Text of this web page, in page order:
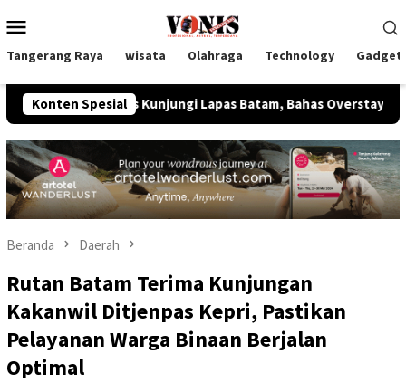
ke
Mobile
Tangerang Raya wisata Olahraga Technology
Konten Spesial
Kunjungi Lapas Batam, Bahas Overstaying dan KUHP Baru
Beranda Daerah
Rutan Batam Terima Kunjungan
Kakanwil Ditjenpas Kepri, Pastikan
Pelayanan Warga Binaan Berjalan
Optimal